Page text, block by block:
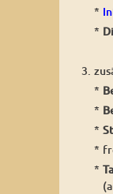
*
*
3.
*
*
*
*
*